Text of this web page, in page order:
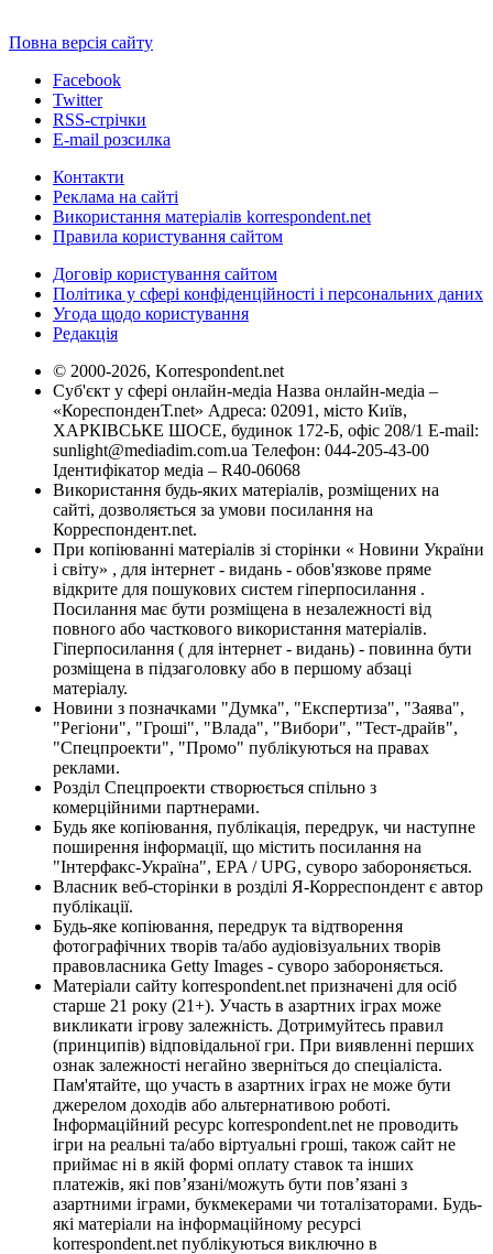
Повна версія сайту
Facebook
Twitter
RSS-стрічки
E-mail розсилка
Контакти
Реклама на сайті
Використання матеріалів korrespondent.net
Правила користування сайтом
Договір користування сайтом
Політика у сфері конфіденційності і персональних даних
Угода щодо користування
Редакція
© 2000-2026, Korrespondent.net
Суб'єкт у сфері онлайн-медіа Назва онлайн-медіа –
«КореспонденТ.net» Адреса: 02091, місто Київ,
ХАРКІВСЬКЕ ШОСЕ, будинок 172-Б, офіс 208/1 E-mail:
sunlight@mediadim.com.ua Телефон: 044-205-43-00
Ідентифікатор медіа – R40-06068
Використання будь-яких матеріалів, розміщених на
сайті, дозволяється за умови посилання на
Корреспондент.net.
При копіюванні матеріалів зі сторінки « Новини України
і світу» , для інтернет - видань - обов'язкове пряме
відкрите для пошукових систем гіперпосилання .
Посилання має бути розміщена в незалежності від
повного або часткового використання матеріалів.
Гіперпосилання ( для інтернет - видань) - повинна бути
розміщена в підзаголовку або в першому абзаці
матеріалу.
Новини з позначками "Думка", "Експертиза", "Заява",
"Регіони", "Гроші", "Влада", "Вибори", "Тест-драйв",
"Спецпроекти", "Промо" публікуються на правах
реклами.
Розділ Спецпроекти створюється спільно з
комерційними партнерами.
Будь яке копіювання, публікація, передрук, чи наступне
поширення інформації, що містить посилання на
"Інтерфакс-Україна", EPA / UPG, суворо забороняється.
Власник веб-сторінки в розділі Я-Корреспондент є автор
публікації.
Будь-яке копіювання, передрук та відтворення
фотографічних творів та/або аудіовізуальних творів
правовласника Getty Images - суворо забороняється.
Матеріали сайту korrespondent.net призначені для осіб
старше 21 року (21+). Участь в азартних іграх може
викликати ігрову залежність. Дотримуйтесь правил
(принципів) відповідальної гри. При виявленні перших
ознак залежності негайно зверніться до спеціаліста.
Пам'ятайте, що участь в азартних іграх не може бути
джерелом доходів або альтернативою роботі.
Інформаційний ресурс korrespondent.net не проводить
ігри на реальні та/або віртуальні гроші, також сайт не
приймає ні в якій формі оплату ставок та інших
платежів, які пов’язані/можуть бути пов’язані з
азартними іграми, букмекерами чи тоталізаторами. Будь-
які матеріали на інформаційному ресурсі
korrespondent.net публікуються виключно в